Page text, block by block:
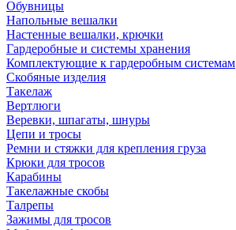
Обувницы
Напольные вешалки
Настенные вешалки, крючки
Гардеробные и системы хранения
Комплектующие к гардеробным системам
Скобяные изделия
Такелаж
Вертлюги
Веревки, шпагаты, шнуры
Цепи и тросы
Ремни и стяжки для крепления груза
Крюки для тросов
Карабины
Такелажные скобы
Талрепы
Зажимы для тросов